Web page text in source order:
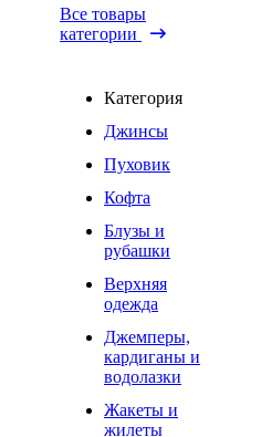
Все товары
категории
Категория
Джинсы
Пуховик
Кофта
Блузы и
рубашки
Верхняя
одежда
Джемперы,
кардиганы и
водолазки
Жакеты и
жилеты